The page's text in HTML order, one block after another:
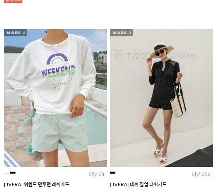
리뷰:31
[JVERA] 위켄드 맨투맨 래쉬가드
리뷰:252
[JVERA] 매쉬 짚업 래쉬가드